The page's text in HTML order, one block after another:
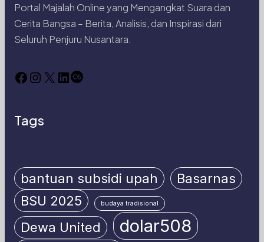
Portal Majalah Online yang Mengangkat Suara dan
Cerita Bangsa – Berita, Analisis, dan Inspirasi dari
Seluruh Penjuru Nusantara.
Facebook Instagram X LinkedIn Last.fm
Tags
bantuan subsidi upah
Basarnas
BSU 2025
budaya tradisional
Dewa United dolar508